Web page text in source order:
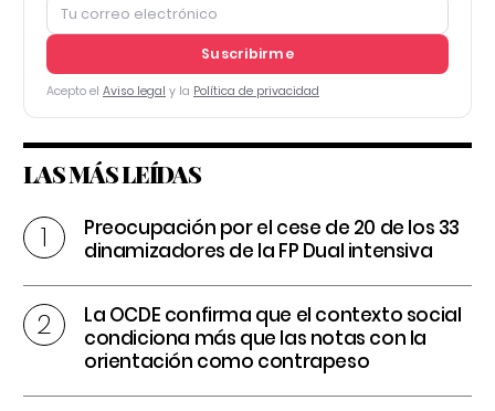
Suscribirme
Acepto el Aviso legal y la Política de privacidad
LAS MÁS LEÍDAS
Preocupación por el cese de 20 de los 33
dinamizadores de la FP Dual intensiva
La OCDE confirma que el contexto social
condiciona más que las notas con la
orientación como contrapeso